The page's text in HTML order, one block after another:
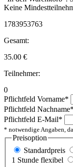
Keine
1783953763
Gesamt:
35.00 €
Teilnehmer:
0
Pflichtfeld Vorname*
Pflichtfeld Nachname*
Pflichtfeld E-Mail*
* notwendige Angaben,
Preisoption
Standardpreis
1 Stunde flexibel